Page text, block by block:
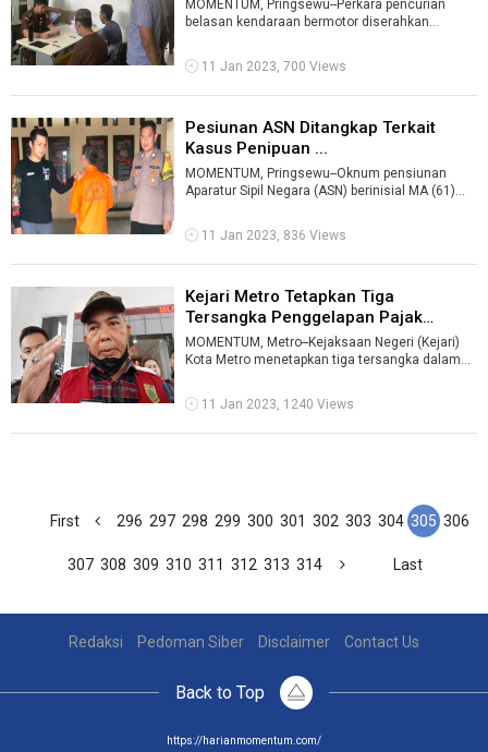
MOMENTUM, Pringsewu--Perkara pencurian
belasan kendaraan bermotor diserahkan
Satreskrim ke ...
11 Jan 2023, 700 Views
Pesiunan ASN Ditangkap Terkait
Kasus Penipuan ...
MOMENTUM, Pringsewu--Oknum pensiunan
Aparatur Sipil Negara (ASN) berinisial MA (61)
11 Jan 2023, 836 Views
Kejari Metro Tetapkan Tiga
Tersangka Penggelapan Pajak
Penghasila ...
MOMENTUM, Metro--Kejaksaan Negeri (Kejari)
Kota Metro menetapkan tiga tersangka dalam
11 Jan 2023, 1240 Views
First 296 297 298 299 300 301 302 303 304 305 306
307 308 309 310 311 312 313 314 Last
Redaksi Pedoman Siber Disclaimer Contact Us
Back to Top
https://harianmomentum.com/